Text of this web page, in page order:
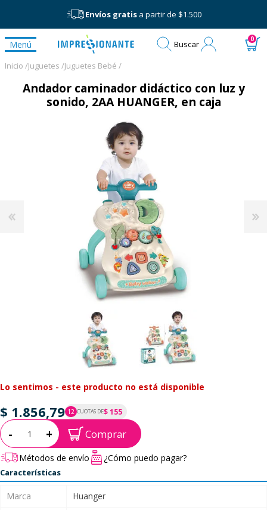
Envíos gratisa partir de $1.500
Menú Buscar 0
Inicio /Juguetes /Juguetes Bebé /
Andador caminador didáctico con luz y
sonido, 2AA HUANGER, en caja
Lo sentimos - este producto no está disponible
$ 1.856,79 12 CUOTAS DE$ 155
P.T.F. $ 1.857
Cantidad:
- + Comprar
Métodos de envío ¿Cómo puedo pagar?
Características
Marca
Huanger